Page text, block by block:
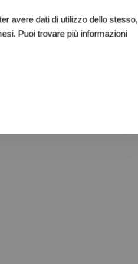
immobile
avere dati di utilizzo dello stesso,
Puoi trovare più informazioni